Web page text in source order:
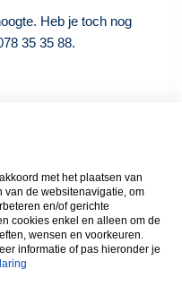
Heb je toch nog
35 35 88.
oneven nummers van
met het plaatsen van
van de websitenavigatie, om
en/of gerichte
cookies enkel en alleen om de
wensen en voorkeuren.
informatie of pas hieronder je